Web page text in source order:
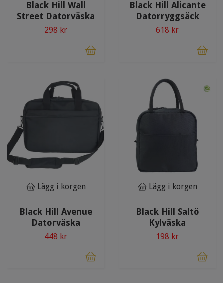
Black Hill Wall
Street Datorväska
298 kr
Black Hill Alicante
Datorryggsäck
618 kr
Lägg i korgen
Black Hill Avenue
Datorväska
448 kr
Lägg i korgen
Black Hill Saltö
Kylväska
198 kr